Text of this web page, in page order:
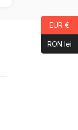
EUR €
RON lei